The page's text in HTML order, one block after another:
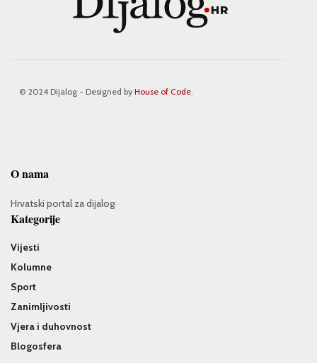
© 2024 Dijalog - Designed by House of Code
O nama
Hrvatski portal za dijalog
Kategorije
Vijesti
Kolumne
Sport
Zanimljivosti
Vjera i duhovnost
Blogosfera